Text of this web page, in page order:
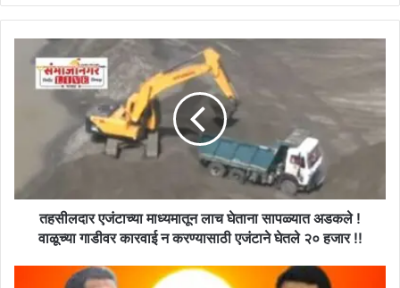
तहसीलदार
एजंटाच्या
माध्यमातून
सापळ्यात
वाळूच्या
गाडीवर
कारवाई
तहसीलदार एजंटाच्या माध्यमातून लाच घेताना सापळ्यात अडकले !
वाळूच्या गाडीवर कारवाई न करण्यासाठी एजंटाने घेतले २० हजार !!